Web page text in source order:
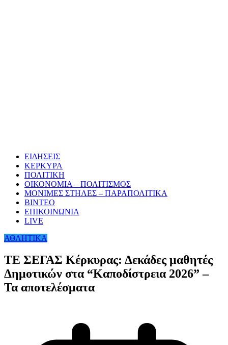
ΕΙΔΗΣΕΙΣ
ΚΕΡΚΥΡΑ
ΠΟΛΙΤΙΚΗ
ΟΙΚΟΝΟΜΙΑ – ΠΟΛΙΤΙΣΜΟΣ
ΜΟΝΙΜΕΣ ΣΤΗΛΕΣ – ΠΑΡΑΠΟΛΙΤΙΚΑ
ΒΙΝΤΕΟ
ΕΠΙΚΟΙΝΩΝΙΑ
LIVE
ΑΘΛΗΤΙΚΑ
ΤΕ ΣΕΓΑΣ Κέρκυρας: Δεκάδες μαθητές
Δημοτικών στα “Καποδίστρεια 2026” –
Τα αποτελέσματα